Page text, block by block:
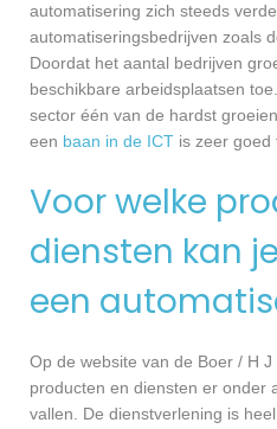
automatisering zich steeds
automatiseringsbedrijven zoals
Doordat het aantal bedrijven
beschikbare arbeidsplaatsen
sector één van de hardst
een baan in de ICT is zeer goed
Voor welke
diensten kan
een
Op de website van de Boer / H
producten en diensten er onder
vallen. De dienstverlening is